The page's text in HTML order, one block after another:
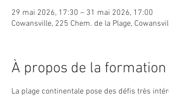
29 mai 2026, 17:30 – 31 mai 2026, 17:00
Cowansville, 225 Chem. de la Plage,
À propos de la formation
La plage continentale pose des défis très